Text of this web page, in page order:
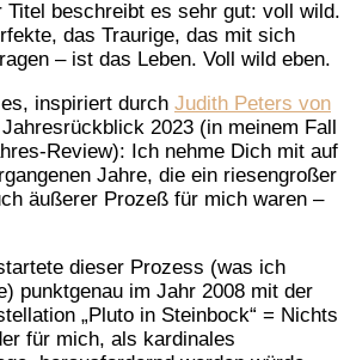
Titel beschreibt es sehr gut: voll wild.
das Traurige, das mit sich
– ist das Leben. Voll wild eben.
inspiriert durch Judith Peters von
2023 (in meinem Fall
Review): Ich nehme Dich mit auf
Jahre, die ein riesengroßer
äußerer Prozeß für mich waren –
dieser Prozess (was ich
punktgenau im Jahr 2008 mit der
„Pluto in Steinbock“ = Nichts
für mich, als kardinales